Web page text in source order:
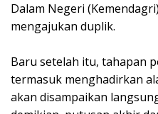
Dalam Negeri
mengajukan duplik.
‎Baru setelah itu, tahapan
termasuk menghadirkan
akan disampaikan